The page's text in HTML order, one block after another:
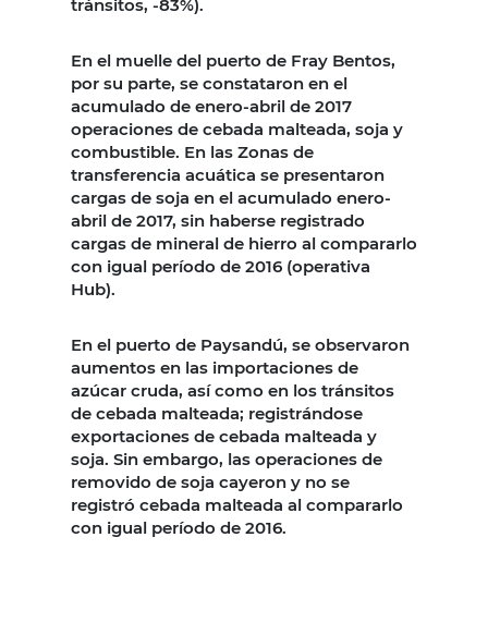
tránsitos, -83%).
En el muelle del puerto de Fray Bentos,
por su parte, se constataron en el
acumulado de enero-abril de 2017
operaciones de cebada malteada, soja y
combustible. En las Zonas de
transferencia acuática se presentaron
cargas de soja en el acumulado enero-
abril de 2017, sin haberse registrado
cargas de mineral de hierro al compararlo
con igual período de 2016 (operativa
Hub).
En el puerto de Paysandú, se observaron
aumentos en las importaciones de
azúcar cruda, así como en los tránsitos
de cebada malteada; registrándose
exportaciones de cebada malteada y
soja. Sin embargo, las operaciones de
removido de soja cayeron y no se
registró cebada malteada al compararlo
con igual período de 2016.